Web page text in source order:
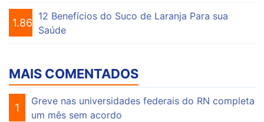
1.865
12 Benefícios do Suco de Laranja Para sua
Saúde
MAIS COMENTADOS
1
Greve nas universidades federais do RN completa
um mês sem acordo